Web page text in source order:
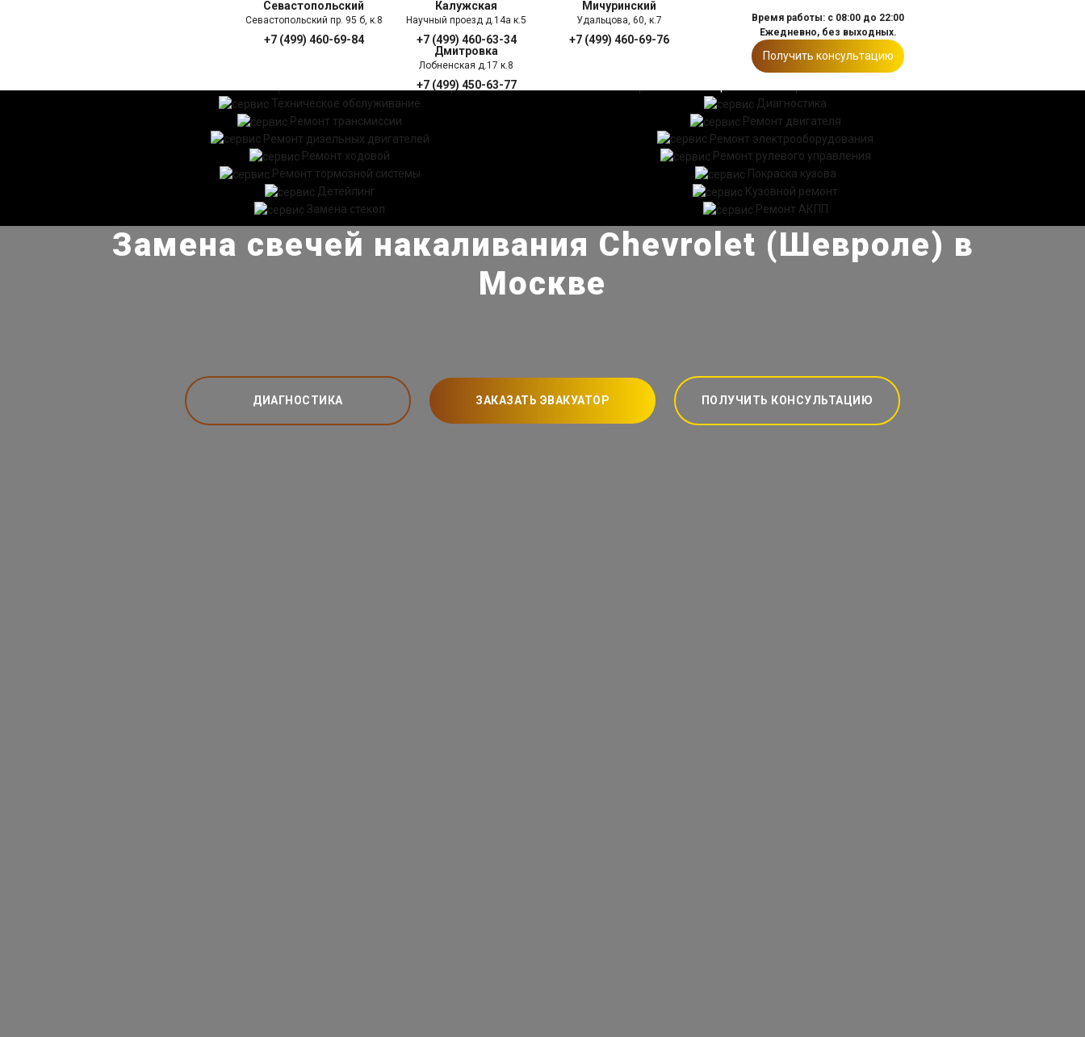
Севастопольский
Севастопольский пр. 95 б, к.8
+7 (499) 460-69-84
Калужская
Научный проезд д.14а к.5
+7 (499) 460-63-34
Мичуринский
Удальцова, 60, к.7
+7 (499) 460-69-76
Дмитровка
Лобненская д.17 к.8
+7 (499) 450-63-77
Время работы: с 08:00 до 22:00
Ежедневно, без выходных.
Получить консультацию
ПРАЙС ЛИСТ
Техническое обслуживание
Диагностика
Ремонт трансмиссии
Ремонт двигателя
Ремонт дизельных двигателей
Ремонт электрооборудования
Ремонт ходовой
Ремонт рулевого управления
Ремонт тормозной системы
Покраска кузова
Детейлинг
Кузовной ремонт
Замена стекол
Ремонт АКПП
Замена свечей накаливания Chevrolet (Шевроле) в
Москве
ДИАГНОСТИКА ЗАКАЗАТЬ ЭВАКУАТОР ПОЛУЧИТЬ КОНСУЛЬТАЦИЮ